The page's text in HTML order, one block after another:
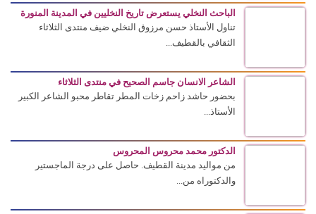
الباحث النخلي يستعرض تاريخ النخليين في المدينة المنورة
تناول الأستاذ حسن مرزوق النخلي ضيف منتدى الثلاثاء
الثقافي بالقطيف...
الشاعر الانسان جاسم الصحيح في منتدى الثلاثاء
بحضور حاشد زاحم زخات المطر تقاطر محبو الشاعر الكبير
الأستاذ...
الدكتور محمد محروس المحروس
من مواليد مدينة القطيف. حاصل على درجة الماجستير
والدكتوراه من...